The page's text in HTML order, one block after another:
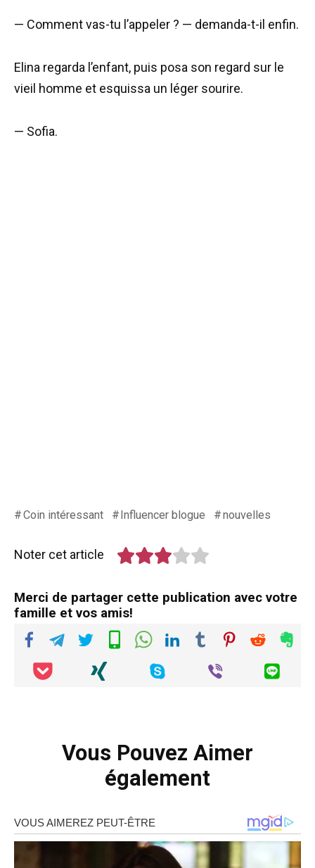
— Comment vas-tu l’appeler ? — demanda-t-il enfin.
Elina regarda l’enfant, puis posa son regard sur le
vieil homme et esquissa un léger sourire.
— Sofia.
Coin intéressant Influencer blogue nouvelles
Noter cet article
Merci de partager cette publication avec votre
famille et vos amis!
Vous Pouvez Aimer
également